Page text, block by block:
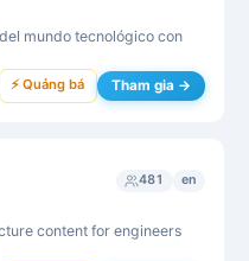
mundo tecnológico con
⚡ Quảng bá Tham gia →
481 en
content for engineers